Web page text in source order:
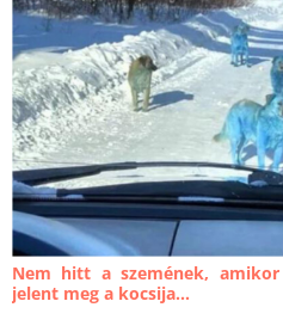
Nem hitt a szemének,
jelent meg a kocsija...